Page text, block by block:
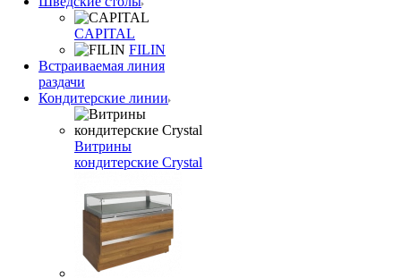
CAPITAL
FILIN
Встраиваемая линия
раздачи
Кондитерские линии
Витрины
кондитерские Crystal